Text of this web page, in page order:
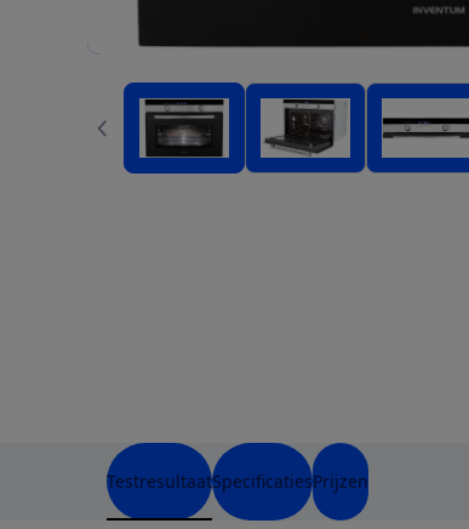
TestresultaatSpecificatiesPrijzen